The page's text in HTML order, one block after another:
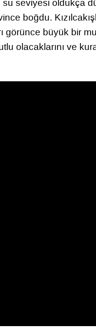
seviyesi oldukça
boğdu.
büyük bir
olacaklarını ve